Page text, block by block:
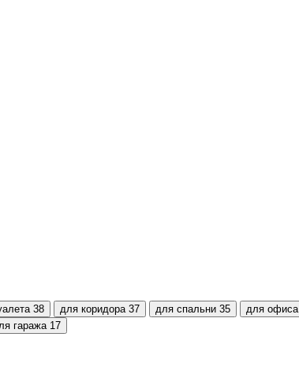
38 для коридора 37 для спальни 35 для офиса
гаража 17